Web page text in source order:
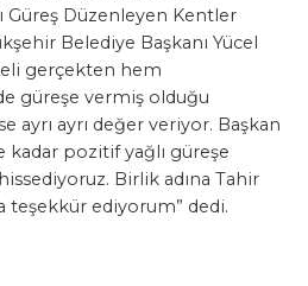
Düzenleyen Kentler
Belediye Başkanı Yücel
gerçekten hem
güreşe vermiş olduğu
ayrı ayrı değer veriyor. Başkan
pozitif yağlı güreşe
Birlik adına Tahir
teşekkür ediyorum” dedi.